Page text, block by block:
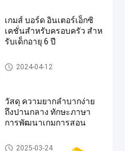
เกมส์ บอร์ด อินเตอร์เอ็กซิ
เคชั่นสําหรับครอบครัว สําห
รับเด็กอายุ 6 ปี
เกมการศึกษา
2024-04-12
วัสดุ ความยากลําบากง่าย
ถึงปานกลาง ทักษะภาษา
การพัฒนาเกมการสอน
เกมการศึกษา
2025-03-24